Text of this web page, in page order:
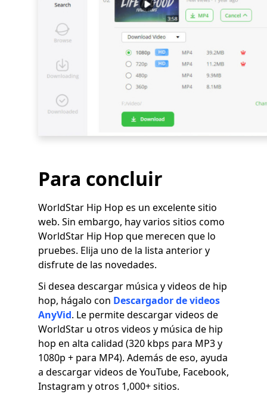
Para concluir
WorldStar Hip Hop es un excelente sitio
web. Sin embargo, hay varios sitios como
WorldStar Hip Hop que merecen que lo
pruebes. Elija uno de la lista anterior y
disfrute de las novedades.
Si desea descargar música y videos de hip
hop, hágalo con Descargador de videos
AnyVid. Le permite descargar videos de
WorldStar u otros videos y música de hip
hop en alta calidad (320 kbps para MP3 y
1080p + para MP4). Además de eso, ayuda
a descargar videos de YouTube, Facebook,
Instagram y otros 1,000+ sitios.